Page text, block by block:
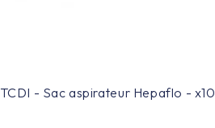
TCDI - Sac aspirateur Hepaflo - x10